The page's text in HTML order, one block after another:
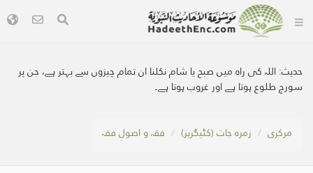
حدیث:اللہ کی راہ میں صبح یا شام نکلنا ان تمام چیزوں سے بہتر ہے، جن پر
سورج طلوع ہوتا ہے اور غروب ہوتا ہے۔
مرکزی زمرہ جات (کٹیگریز) فقہ و اصولِ فقہ